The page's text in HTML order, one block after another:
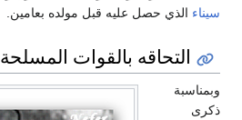
سيناء الذي حصل عليه قبل مولده بعامين.
التحاقه بالقوات المسلحة
وبمناسبة
ذكرى